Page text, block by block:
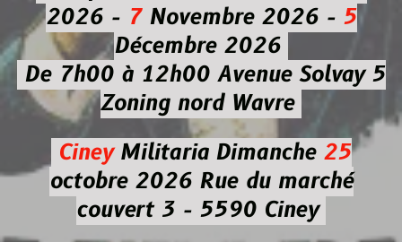
2026 -7Novembre 2026 - 5
Décembre 2026
De 7h00 à 12h00 Avenue Solvay 5
Zoning nord Wavre
CineyMilitaria Dimanche 25
octobre 2026Rue du marché
couvert 3 - 5590 Ciney